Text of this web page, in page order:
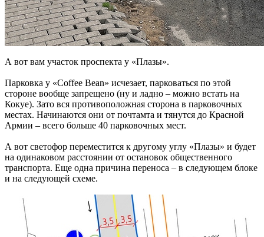
А вот вам участок проспекта у «Плазы».
Парковка у «Coffee Bean» исчезает, парковаться по этой
стороне вообще запрещено (ну и ладно – можно встать на
Кокуе). Зато вся противоположная сторона в парковочных
местах. Начинаются они от почтамта и тянутся до Красной
Армии – всего больше 40 парковочных мест.
А вот светофор переместится к другому углу «Плазы» и будет
на одинаковом расстоянии от остановок общественного
транспорта. Еще одна причина переноса – в следующем блоке
и на следующей схеме.